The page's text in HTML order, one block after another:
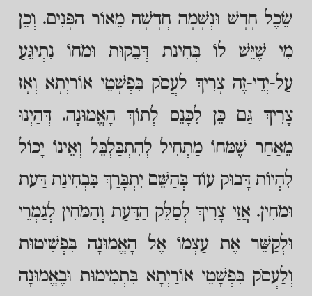
שֵׂכֶל חָדָשׁ וּנְשָׁמָה חֲדָשָׁה מֵאוֹר הַפָּנִים. וְכֵן
מִי שֶׁיֵּשׁ לוֹ בְּחִינַת דְּבֵקוּת וּמֹחוֹ נִתְיַגֵּעַ
עַל-יְדֵי-זֶה צָרִיךְ לַעֲסֹק בִּפְשָׁטֵי אוֹרַיְתָא וְאָז
צָרִיךְ גַּם כֵּן לִכָּנֵס לְתוֹךְ הָאֱמוּנָה. דְּהַיְנוּ
מֵאַחַר שֶׁמּחוֹ מַתְחִיל לְהִתְבַּלְבֵּל וְאֵינוֹ יָכוֹל
לִהְיוֹת דָּבוּק עוֹד בְּהַשֵּׁם יִתְבָּרַךְ בִּבְחִינַת דַּעַת
וּמֹחִין. אֲזַי צָרִיךְ לְסַלֵּק הַדַּעַת וְהַמֹּחִין לְגַמְרֵי
וּלְקַשֵּׁר אֶת עַצְמוֹ אֶל הָאֱמוּנָה בִּפְשִׁיטוּת
וְלַעֲסֹק בִּפְשָׁטֵי אוֹרַיְתָא בִּתְמִימוּת וּבֶאֱמוּנָה